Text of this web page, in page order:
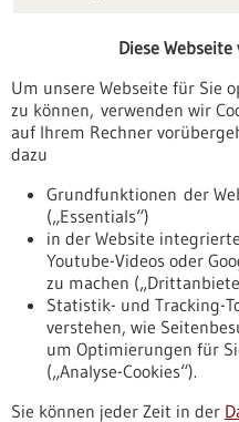
Veranstaltungen
Erscheinungsdatum
Nach oben
Diese
Um unsere Webseite für Sie
zu können, verwenden wir
auf Ihrem Rechner
dazu
Grundfunktionen der
(„Essentials“)
in der Website
Youtube-Videos oder
zu machen
Statistik- und Tracking-
verstehen, wie
um Optimierungen für
(„Analyse-Cookies“).
Sie können jeder Zeit in der